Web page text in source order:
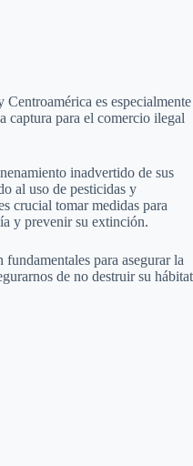
es especialmente
captura para el comercio ilegal
inadvertido de sus
al uso de pesticidas y
crucial tomar medidas para
y prevenir su extinción.
para asegurar la
de no destruir su hábitat